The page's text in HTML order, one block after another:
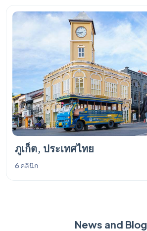
ภูเก็ต, ประเทศไทย
6 คลินิก
News and Blog